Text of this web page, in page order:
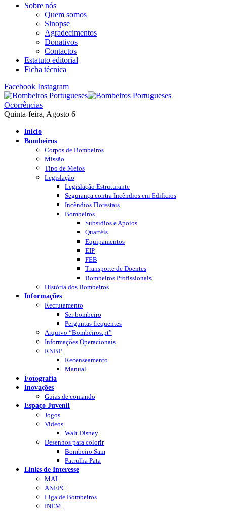
Sobre nós
Quem somos
Sinopse
Agradecimentos
Donativos
Contactos
Estatuto editorial
Ficha técnica
Facebook Instagram
Ocorrências
Quinta-feira, Agosto 6
Início
Bombeiros
Corpos de Bombeiros
Missão
Tipo de Meios
Legislação
Legislação Estruturante
Segurança contra Incêndios em Edificios
Incêndios Florestais
Bombeiros
Subsídios e Apoios
Quartéis
Equipamentos
EIP
FEB
Transporte de Doentes
Bombeiros Profissionais
História dos Bombeiros
Informações
Recrutamento
Ser bombeiro
Perguntas frequentes
Arquivo “Bombeiros.pt”
Informações Operacionais
RNBP
Recenseamento
Manual
Fotografia
Inovações
Guias de comando
Espaço Juvenil
Jogos
Videos
Walt Disney
Desenhos para colorir
Bombeiro Sam
Patrulha Pata
Links de Interesse
MAI
ANEPC
Liga de Bombeiros
INEM